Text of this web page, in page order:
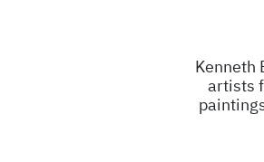
Kenneth
artists